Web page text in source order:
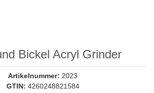
Bickel Acryl Grinder
Artikelnummer: 2023
GTIN: 4260248821584